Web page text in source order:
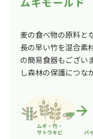
麦の食べ物の原料と
長の早い竹を混合素
の簡易食器もござい
し森林の保護につな